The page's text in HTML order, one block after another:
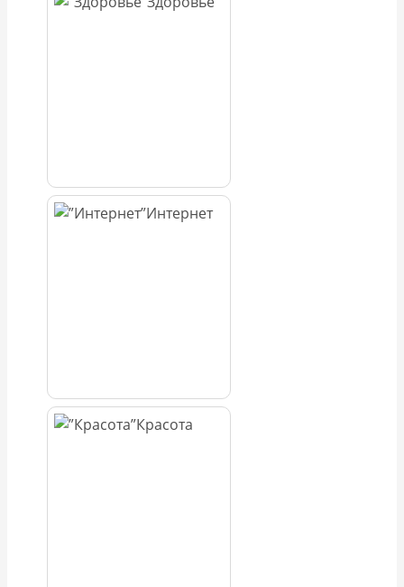
Интернет
Красота